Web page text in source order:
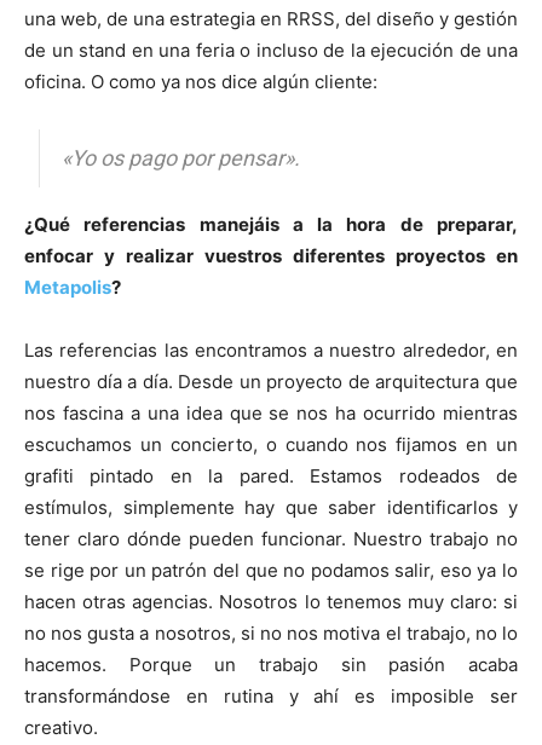
una web, de una estrategia en RRSS, del diseño y gestión
de un stand en una feria o incluso de la ejecución de una
oficina. O como ya nos dice algún cliente:
«Yo os pago por pensar».
¿Qué referencias manejáis a la hora de preparar,
enfocar y realizar vuestros diferentes proyectos en
Metapolis?
Las referencias las encontramos a nuestro alrededor, en
nuestro día a día. Desde un proyecto de arquitectura que
nos fascina a una idea que se nos ha ocurrido mientras
escuchamos un concierto, o cuando nos fijamos en un
grafiti pintado en la pared. Estamos rodeados de
estímulos, simplemente hay que saber identificarlos y
tener claro dónde pueden funcionar. Nuestro trabajo no
se rige por un patrón del que no podamos salir, eso ya lo
hacen otras agencias. Nosotros lo tenemos muy claro: si
no nos gusta a nosotros, si no nos motiva el trabajo, no lo
hacemos. Porque un trabajo sin pasión acaba
transformándose en rutina y ahí es imposible ser
creativo.